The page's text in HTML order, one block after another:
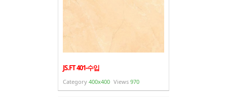
JS.FT 401-수입
Category 400x400 Views 970